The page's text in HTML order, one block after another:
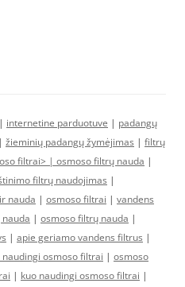
| internetine parduotuve | padangų
| žieminių padangų žymėjimas | filtrų
filtrai> | osmoso filtrų nauda |
filtrų naudojimas |
nauda | osmoso filtrai | vandens
| osmoso filtrų nauda |
| apie geriamo vandens filtrus |
naudingi osmoso filtrai | osmoso
| kuo naudingi osmoso filtrai |